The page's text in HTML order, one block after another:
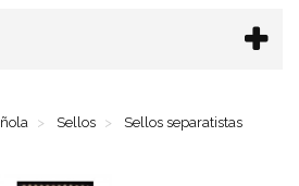
Sellos
Sellos separatistas